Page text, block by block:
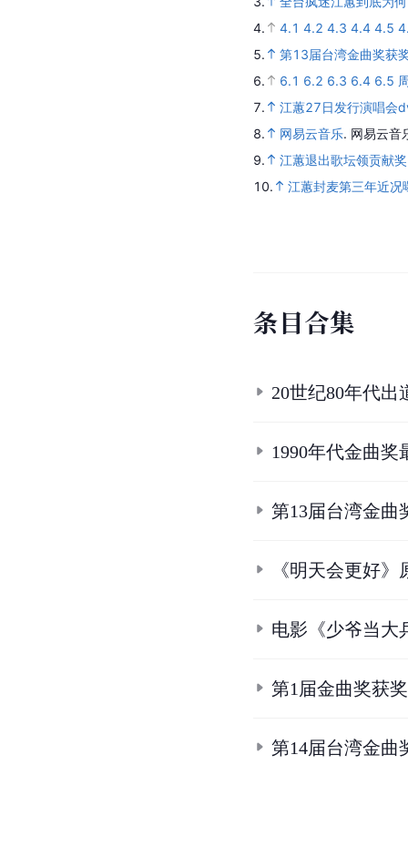
4.
4.1 4.2 4.3 4.4 4.5
5.
第13届台湾金曲奖获
6.
6.1 6.2 6.3 6.4 6.5
7.
江蕙27日发行演唱会
8.
网易云音乐. 网易云音
9.
江蕙退出歌坛领贡献
10.
江蕙封麦第三年近况
条目合集
20世纪80年代出
1990年代金曲奖
第13届台湾金曲
《明天会更好》
电影《少爷当大
第1届金曲奖获
第14届台湾金曲